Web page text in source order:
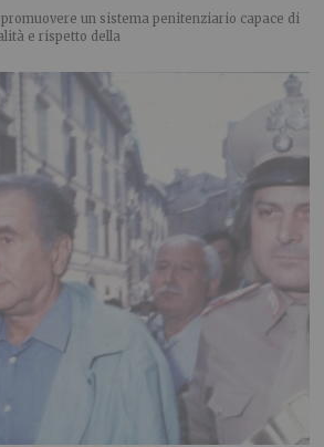
un sistema penitenziario capace di
e rispetto della